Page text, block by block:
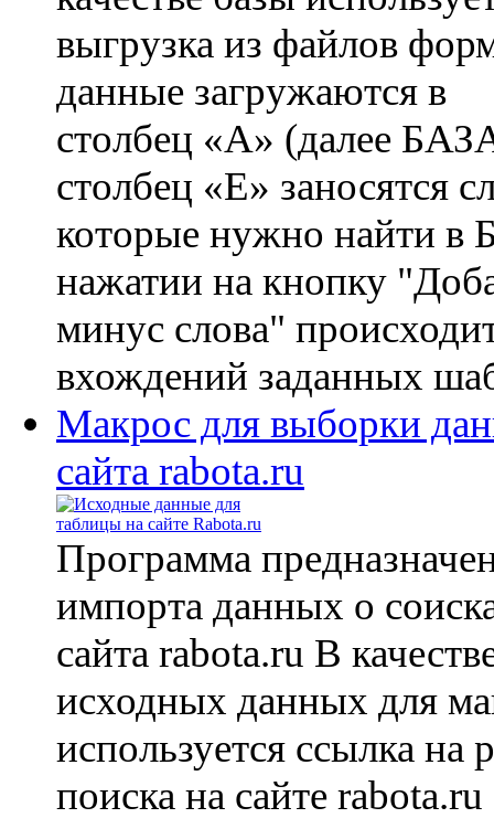
выгрузка из файлов
данные загружаются в
столбец «A» (далее
столбец «E» заносятся
которые нужно найти в
нажатии на кнопку
минус слова"
вхождений заданных
Макрос для выборки
сайта rabota.ru
Программа
импорта данных о
сайта rabota.ru В
исходных данных для
используется ссылка на
поиска на сайте